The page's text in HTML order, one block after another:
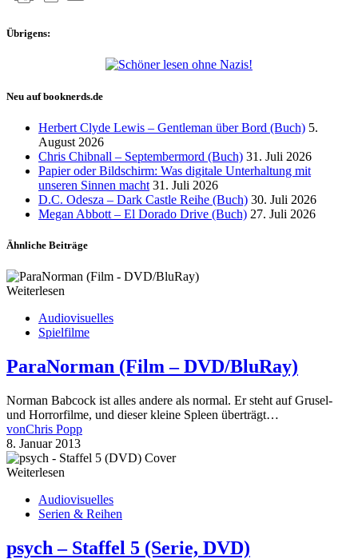
Übrigens:
Neu auf booknerds.de
Herbert Clyde Lewis – Gentleman über Bord (Buch) 5.
August 2026
Chris Chibnall – Septembermord (Buch) 31. Juli 2026
Papier oder Bildschirm: Was digitale Unterhaltung mit
unseren Sinnen macht 31. Juli 2026
D.C. Odesza – Dark Castle Reihe (Buch) 30. Juli 2026
Megan Abbott – El Dorado Drive (Buch) 27. Juli 2026
Ähnliche Beiträge
Weiterlesen
Audiovisuelles
Spielfilme
ParaNorman (Film – DVD/BluRay)
Norman Babcock ist alles andere als normal. Er steht auf Grusel-
und Horrorfilme, und dieser kleine Spleen überträgt…
vonChris Popp
8. Januar 2013
Weiterlesen
Audiovisuelles
Serien & Reihen
psych – Staffel 5 (Serie, DVD)